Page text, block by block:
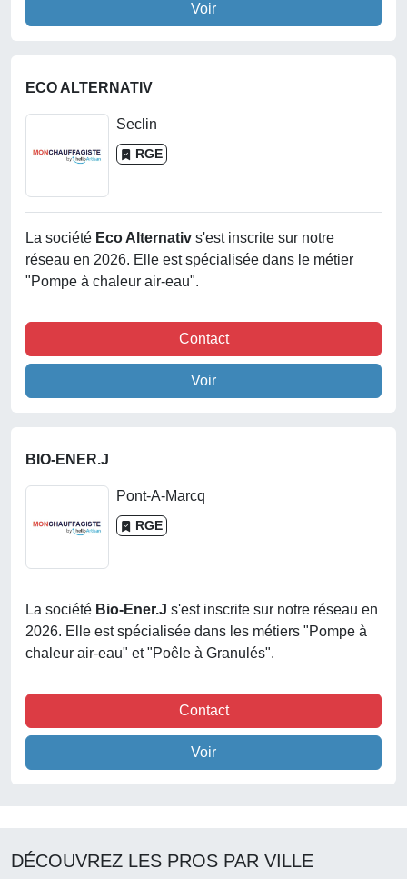
Voir
ECO ALTERNATIV
Seclin
RGE
La société Eco Alternativ s'est inscrite sur notre
réseau en 2026. Elle est spécialisée dans le métier
"Pompe à chaleur air-eau".
Contact
Voir
BIO-ENER.J
Pont-A-Marcq
RGE
La société Bio-Ener.j s'est inscrite sur notre réseau en
2026. Elle est spécialisée dans les métiers "Pompe à
chaleur air-eau" et "Poêle à Granulés".
Contact
Voir
DÉCOUVREZ LES PROS PAR VILLE